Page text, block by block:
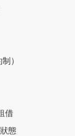
）
借
態